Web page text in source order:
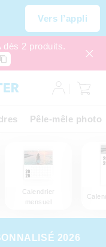
Vers l’appli
dès 2 produits.
Pêle-mêle photo
Calendrier
mensuel
2026